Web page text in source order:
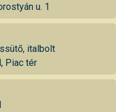
u. 1
italbolt
Piac tér